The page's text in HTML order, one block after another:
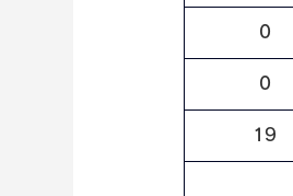
0
0
19